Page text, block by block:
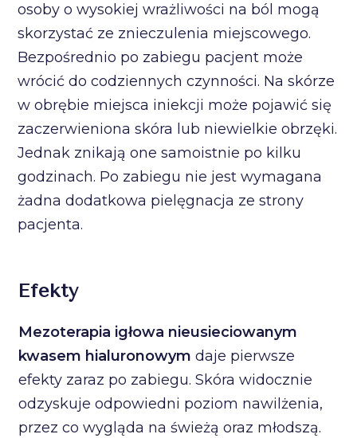
osoby o wysokiej wrażliwości na ból mogą
skorzystać ze znieczulenia miejscowego.
Bezpośrednio po zabiegu pacjent może
wrócić do codziennych czynności. Na skórze
w obrębie miejsca iniekcji może pojawić się
zaczerwieniona skóra lub niewielkie obrzęki.
Jednak znikają one samoistnie po kilku
godzinach. Po zabiegu nie jest wymagana
żadna dodatkowa pielęgnacja ze strony
pacjenta.
Efekty
Mezoterapia igłowa nieusieciowanym
kwasem hialuronowym daje pierwsze
efekty zaraz po zabiegu. Skóra widocznie
odzyskuje odpowiedni poziom nawilżenia,
przez co wygląda na świeżą oraz młodszą.